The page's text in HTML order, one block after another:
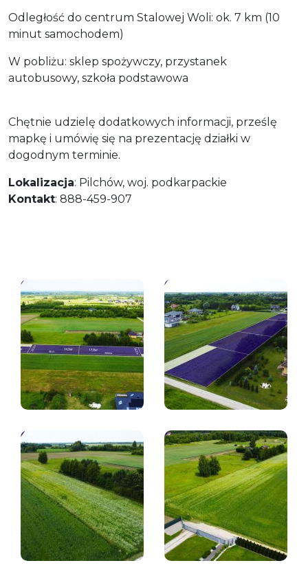
Odległość do centrum Stalowej Woli: ok. 7 km (10
minut samochodem)
W pobliżu: sklep spożywczy, przystanek
autobusowy, szkoła podstawowa
Chętnie udzielę dodatkowych informacji, prześlę
mapkę i umówię się na prezentację działki w
dogodnym terminie.
Lokalizacja: Pilchów, woj. podkarpackie
Kontakt: 888-459-907